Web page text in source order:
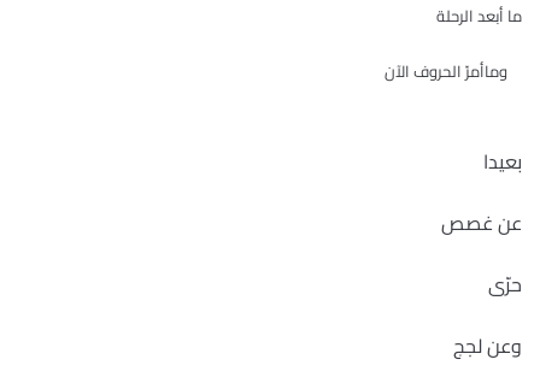
ما أبعد الرحلة
وماأمرّ الحروف الآن
بعيدا
عن غصص
حرّى
وعن لجج